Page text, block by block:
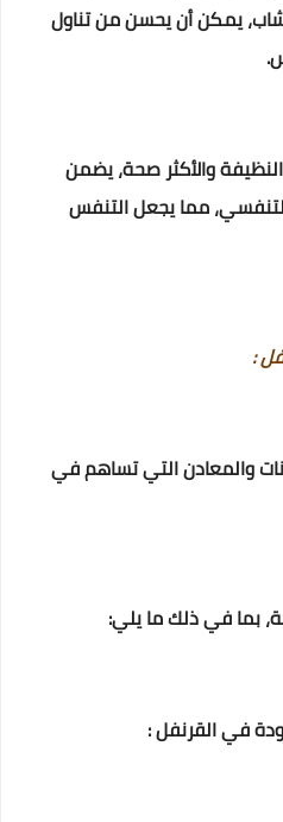
يمكن أن يحسن من تناول
والأكثر صحة، يضمن
التنفسي، مما يجعل التنفس
:
والمعادن التي تساهم في
بما في ذلك ما يلي:
في القرنفل :